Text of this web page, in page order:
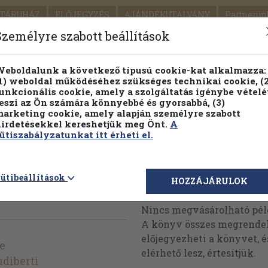
ELŐJEGYZÉS AJÁNDÉKUTALVÁNY
SEGÍTSÉG
PILLANATNYI ÁRAINK FENNTARTHATÓ
Részletes kereső Témaköri fa
falán Megvásárolható
Nincs megvásárolható
A könyv összes
előjegyezheti a könyvet,
elérhető lesz, értesítjük.
szabott beállítások
a következő típusú cookie-kat alkalmazza:
weboldal működéséhez szükséges technikai cookie,
cookie, amely a szolgáltatás igénybe
az Ön számára könnyebbé és gyorsabbá, (3)
cookie, amely alapján személyre szabott
kereshetjük meg Önt. A
itt érheti el.
HOZZÁJÁRULOK